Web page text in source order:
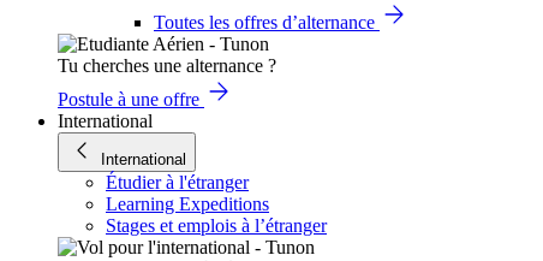
Toutes les offres d’alternance
Tu cherches une alternance ?
Postule à une offre
International
International
Étudier à l'étranger
Learning Expeditions
Stages et emplois à l’étranger